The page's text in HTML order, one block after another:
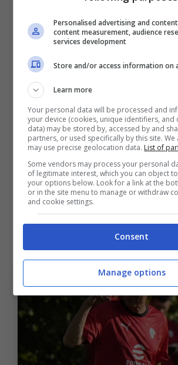
2 che ormai Allegri ha
sue ultime gare alla Juventus.
Un sistema di gioco dove mette
e Leao
come veri e proprio
aiutati da degli esterni che
difensiva e offensiva.
Rimane ancora l’incognita
Gimenez destinato a fare la
nuova punta. I nomi più caldi
Hojlund e di Dusan Vlahovic
allenato in passato da Allegri).
Personalised advertising and
content measurement, audience
services development
Store and/or access information on
Learn more
Your personal data will be processed and
your device (cookies, unique identifiers, and
data) may be stored by, accessed by and
partners, or used specifically by this site.
may use precise geolocation data. List of
Some vendors may process your personal
of legitimate interest, which you can object
your options below. Look for a link at the
or in the site menu to manage or withdraw
and cookie settings.
Consent
Manage options